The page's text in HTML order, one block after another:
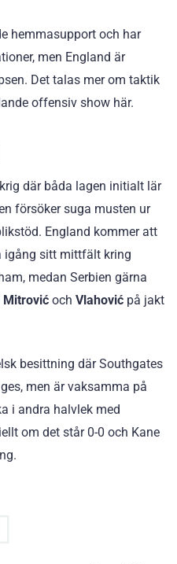
hemmasupport och har
men England är
Det talas mer om taktik
offensiv show här.
där båda lagen initialt lär
försöker suga musten ur
England kommer att
igång sitt mittfält kring
medan Serbien gärna
Mitrović och Vlahović på jakt
besittning där Southgates
men är vaksamma på
i andra halvlek med
om det står 0-0 och Kane